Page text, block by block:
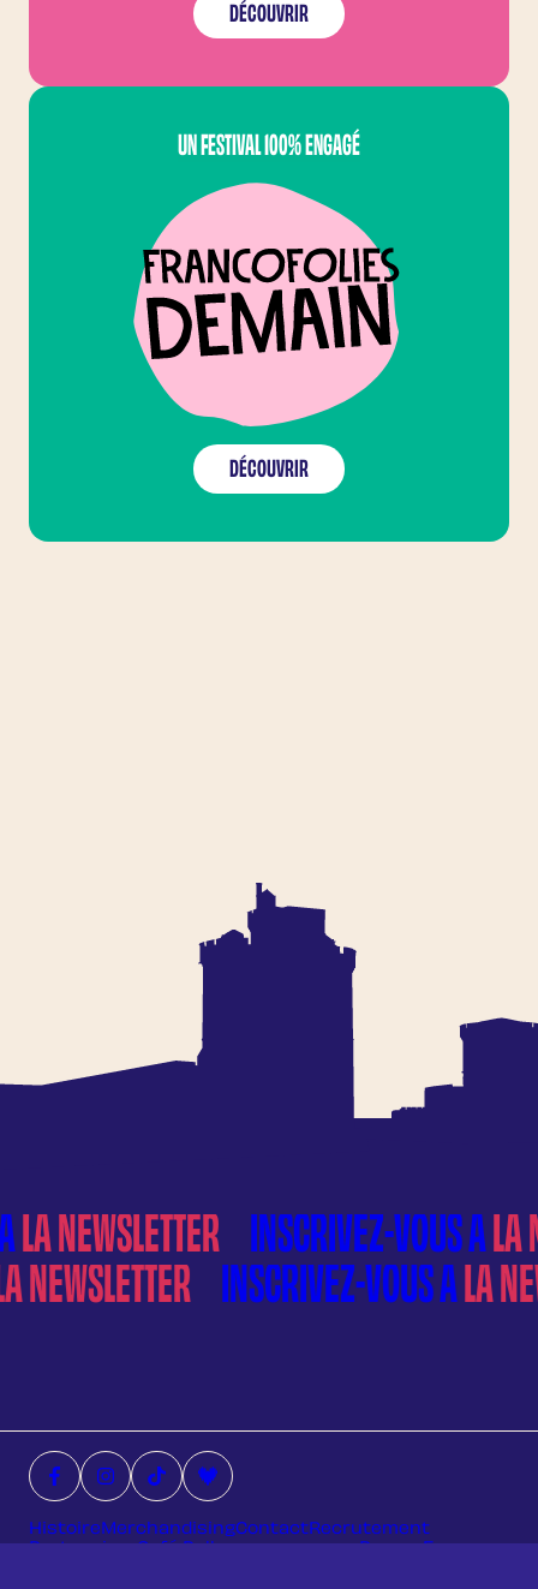
DÉCOUVRIR
FRANCOFOLIES
UN FESTIVAL 100% ENGAGÉ
DÉCOUVRIR
LA NEWSLETTER
LA NEWSLETTER
Histoire MerchandisingContactRecrutement
Facebook (nouvelle fenêtre)
Instagram (nouvelle fenêtre)
Tiktok (nouvelle fenêtre)
Deezer (nouvelle fenêtre)